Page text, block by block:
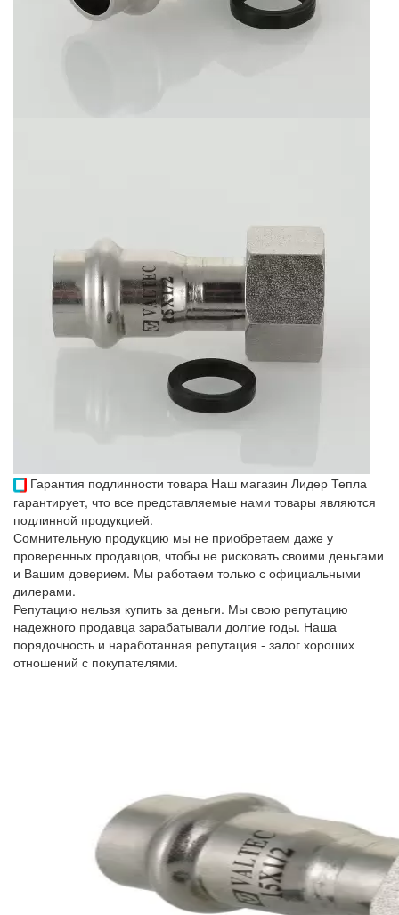
Гарантия подлинности товара Наш магазин Лидер Тепла
гарантирует, что все представляемые нами товары являются
подлинной продукцией.
Сомнительную продукцию мы не приобретаем даже у
проверенных продавцов, чтобы не рисковать своими деньгами
и Вашим доверием. Мы работаем только с официальными
дилерами.
Репутацию нельзя купить за деньги. Мы свою репутацию
надежного продавца зарабатывали долгие годы. Наша
порядочность и наработанная репутация - залог хороших
отношений с покупателями.